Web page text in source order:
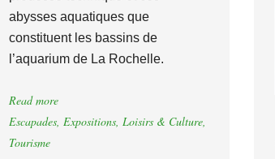
abysses aquatiques que
constituent les bassins de
l’aquarium de La Rochelle.
Read more
Escapades Expositions Loisirs & Culture
Tourisme